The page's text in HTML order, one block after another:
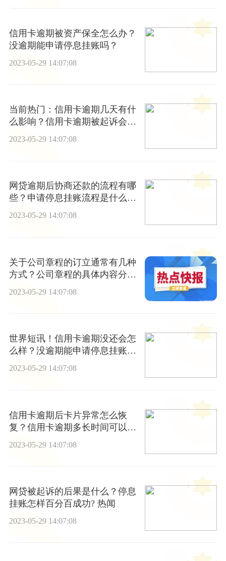
信用卡逾期被资产保全怎么办？
没逾期能申请停息挂账吗？
2023-05-29 14:07:08
当前热门：信用卡逾期几天有什
么影响？信用卡逾期被起诉会坐
牢吗？
2023-05-29 14:07:08
网贷逾期后协商还款的流程有哪
些？申请停息挂账流程是什么?_
世界焦点
2023-05-29 14:07:08
关于公司章程的订立通常有几种
方式？公司章程的具体内容分为
2023-05-29 14:07:08
世界短讯！信用卡逾期没还会怎
么样？没逾期能申请停息挂账
吗？
2023-05-29 14:07:08
信用卡逾期后卡片异常怎么恢
复？信用卡逾期多长时间可以正
2023-05-29 14:07:08
网贷被起诉的后果是什么？停息
挂账怎样百分百成功? 热闻
2023-05-29 14:07:08